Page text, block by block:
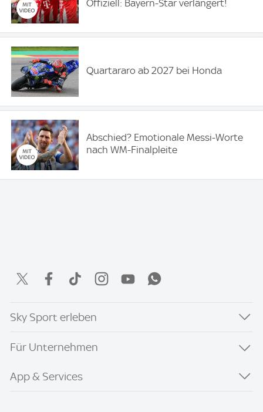
Offiziell: Bayern-Star verlängert!
Quartararo ab 2027 bei Honda
Abschied? Emotionale Messi-Worte
nach WM-Finalpleite
Sky Sport erleben
Für Unternehmen
App & Services